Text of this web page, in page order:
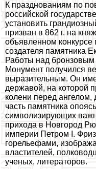
К празднованиям по
российской
установить
призван в 862 г. на
объявленном
создателя памятника
Работы над
Монумент получился
выразительным. Он
державой, на которой
колени перед
часть памятника
символизирующих
прихода в Новгород
империи Петром I.
горельефами,
властителей,
ученых, литераторов.